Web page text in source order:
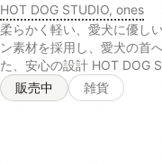
HOT DOG STUDIO, ones
柔らかく軽い、愛犬に優し
ン素材を採用し、愛犬の首
た、安心の設計 HOT DOG
強度を向上。JIS規格基準の
オーナーにも優しい、ソフ
販売中 雑貨